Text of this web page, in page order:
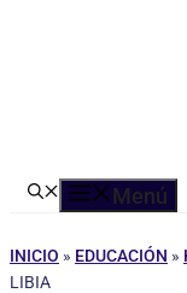
Menú
INICIO » EDUCACIÓN »
LIBIA